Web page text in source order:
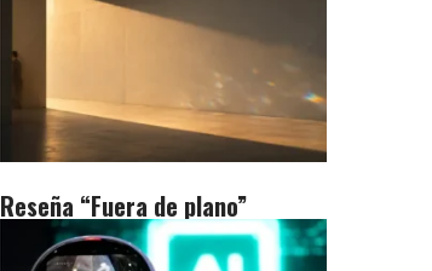
Reseña “Fuera de plano”